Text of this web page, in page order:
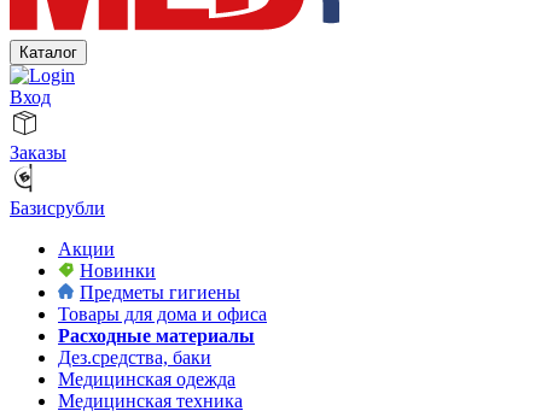
Каталог
Вход
Заказы
Базисрубли
Акции
Новинки
Предметы гигиены
Товары для дома и офиса
Расходные материалы
Дез.средства, баки
Медицинская одежда
Медицинская техника